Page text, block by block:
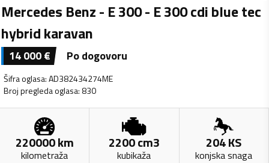
Mercedes Benz - E 300 - E 300 cdi blue tec
hybrid karavan
14 000€ Po dogovoru
Šifra oglasa:AD382434274ME
Broj pregleda oglasa: 830
220000km
kilometraža
2200cm3
kubikaža
204KS
konjska snaga